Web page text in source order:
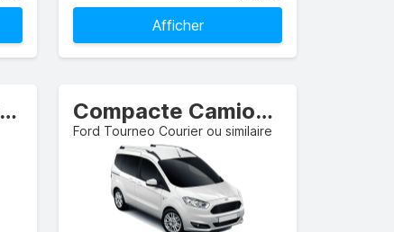
Afficher
Compacte Break/Fourgon Compacte Camionnette
Ford Tourneo Courier ou similaire